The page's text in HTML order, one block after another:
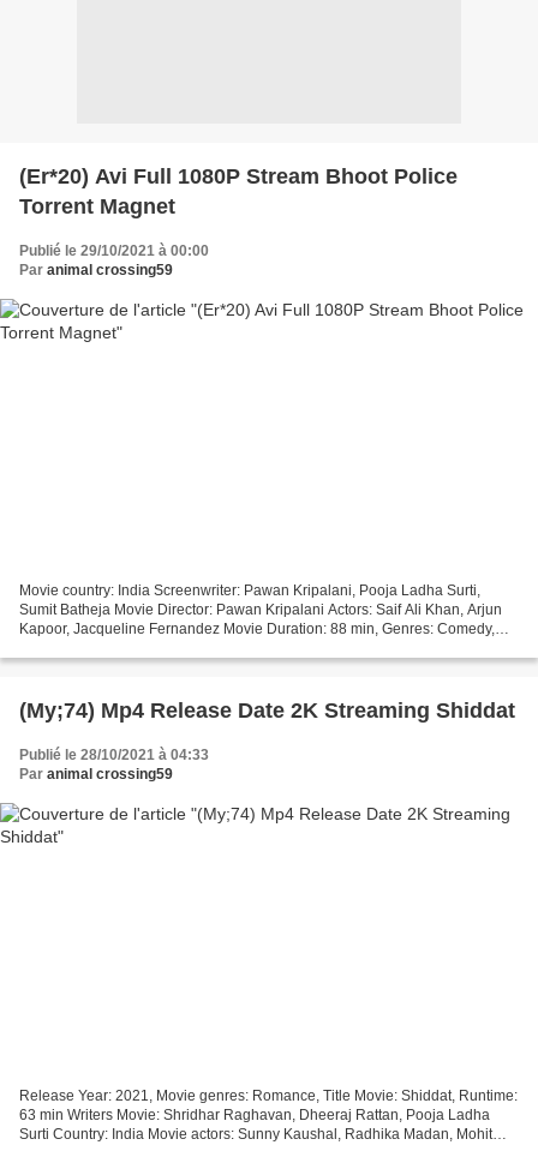
(Er*20) Avi Full 1080P Stream Bhoot Police
Torrent Magnet
Publié le 29/10/2021 à 00:00
Par animal crossing59
Movie country: India Screenwriter: Pawan Kripalani, Pooja Ladha Surti,
Sumit Batheja Movie Director: Pawan Kripalani Actors: Saif Ali Khan, Arjun
Kapoor, Jacqueline Fernandez Movie Duration: 88 min, Genres: Comedy,
(My;74) Mp4 Release Date 2K Streaming Shiddat
Publié le 28/10/2021 à 04:33
Par animal crossing59
Release Year: 2021, Movie genres: Romance, Title Movie: Shiddat, Runtime:
63 min Writers Movie: Shridhar Raghavan, Dheeraj Rattan, Pooja Ladha
Surti Country: India Movie actors: Sunny Kaushal, Radhika Madan, Mohit